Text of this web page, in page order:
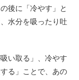
後に「冷やす」と
水分を吸ったり吐
い取る」、冷やす
る」ことで、あの